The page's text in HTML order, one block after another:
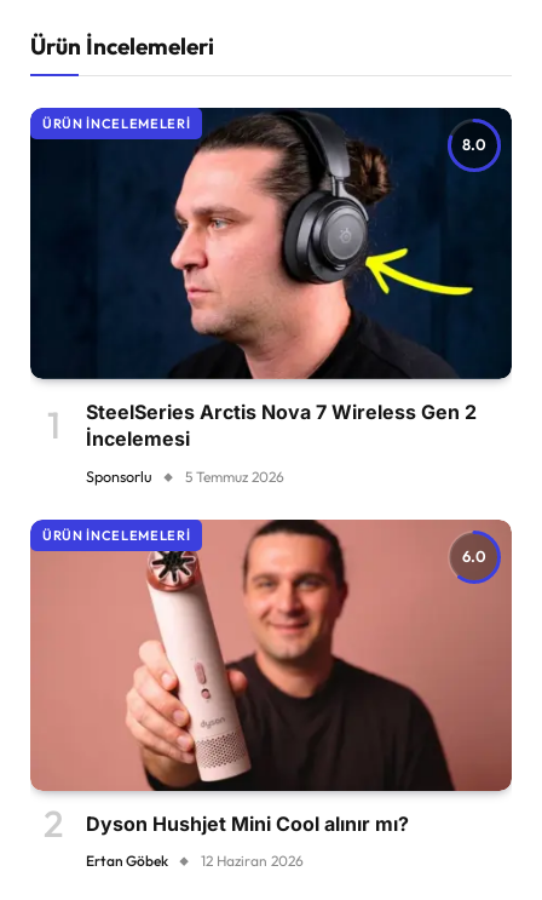
Ürün İncelemeleri
8.0
ÜRÜN İNCELEMELERI
SteelSeries Arctis Nova 7 Wireless Gen 2
İncelemesi
Sponsorlu 5 Temmuz 2026
6.0
ÜRÜN İNCELEMELERI
Dyson Hushjet Mini Cool alınır mı?
Ertan Göbek 12 Haziran 2026